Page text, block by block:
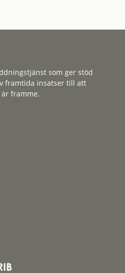
som ger stöd
framtida insatser till att
framme.